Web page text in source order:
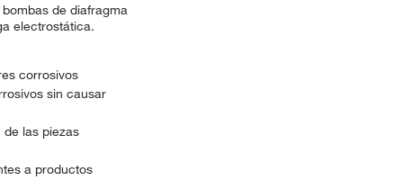
de diafragma
electrostática.
corrosivos
sin causar
las piezas
a productos